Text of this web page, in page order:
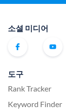
소셜 미디어
도구
Rank Tracker
Keyword Finder